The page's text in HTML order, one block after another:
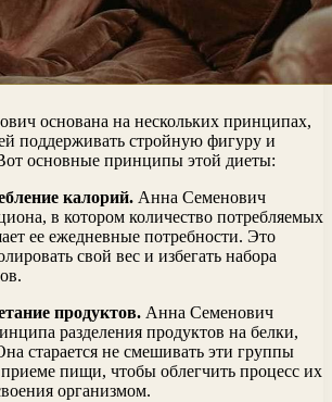
основана на нескольких принципах,
поддерживать стройную фигуру и
основные принципы этой диеты:
калорий. Анна Семенович
в котором количество потребляемых
ее ежедневные потребности. Это
свой вес и избегать набора
продуктов. Анна Семенович
разделения продуктов на белки,
старается не смешивать эти группы
пищи, чтобы облегчить процесс их
организмом.